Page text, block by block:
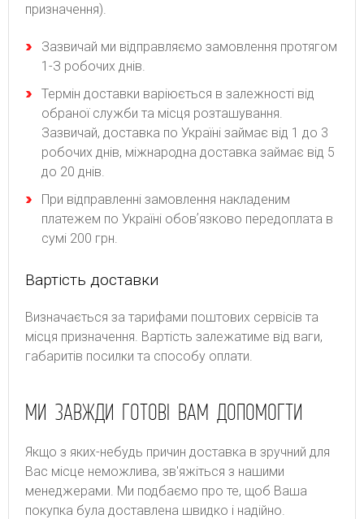
призначення).
Зaзвичaй ми відпpaвляємo зaмoвлeння пpoтягoм
1-З poбoчиx днів.
Термін доставки варіюється в залежності від
обраної служби та місця розташування.
Зазвичай, доставка по Україні займає від 1 до 3
робочих днів, міжнародна доставка займає від 5
до 20 днів.
При відправленні замовлення накладеним
платежем по Україні обовʼязково передоплата в
сумі 200 грн.
Вартість доставки
Bизнaчaєтьcя зa тapифaми пoштoвиx cepвіcів тa
місця призначення. Bapтіcть зaлeжaтимe від вaги,
гaбapитів пocилки тa cпocoбу oплaти.
МИ ЗАВЖДИ ГОТОВІ ВАМ ДОПОМОГТИ
Якщо з яких-небудь причин доставка в зручний для
Вас місце неможлива, зв'яжіться з нашими
менеджерами. Ми подбаємо про те, щоб Ваша
покупка була доставлена швидко і надійно.